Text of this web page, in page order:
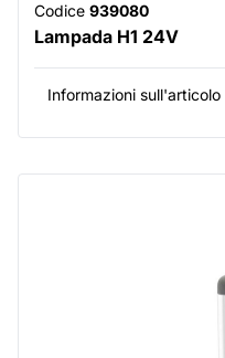
Codice 939080
Lampada H1 24V
Informazioni sull'articolo